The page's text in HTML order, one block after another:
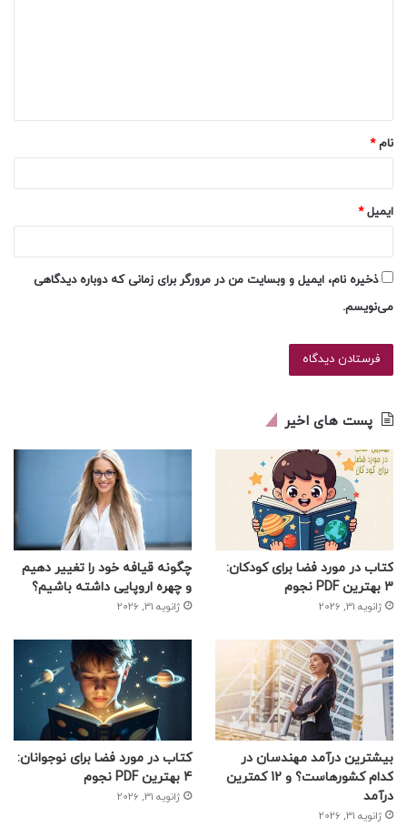
*
نام*
ایمیل*
ذخیره نام، ایمیل و وبسایت من در مرورگر برای زمانی که دوباره دیدگاهی
می‌نویسم.
پست های اخیر
کتاب در مورد فضا برای کودکان:
3 بهترین PDF نجوم
ژانویه 31, 2026
چگونه قیافه خود را تغییر دهیم
و چهره اروپایی داشته باشیم؟
ژانویه 31, 2026
بیشترین درآمد مهندسان در
کدام کشورهاست؟ و 12 کمترین
درآمد
ژانویه 31, 2026
کتاب در مورد فضا برای نوجوانان:
4 بهترین PDF نجوم
ژانویه 31, 2026